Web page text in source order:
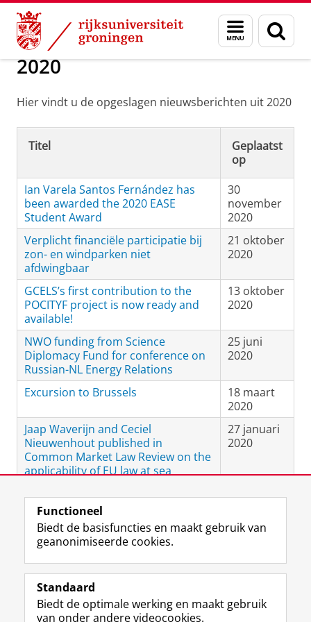
Skip
Content
Skip
Navigation
Menu
en
zoeken
Over ons Nieuwsarchief
2020
Hier vindt u de opgeslagen nieuwsberichten uit 2020
Titel
Geplaatst
op
Ian Varela Santos Fernández has
been awarded the 2020 EASE
Student Award
30
november
2020
Verplicht financiële participatie bij
zon- en windparken niet
afdwingbaar
21 oktober
2020
GCELS’s first contribution to the
POCITYF project is now ready and
available!
13 oktober
2020
NWO funding from Science
Diplomacy Fund for conference on
Russian-NL Energy Relations
25 juni
2020
Excursion to Brussels
18 maart
2020
Jaap Waverijn and Ceciel
Nieuwenhout published in
Common Market Law Review on the
applicability of EU law at sea
27 januari
2020
View this page in:English
Volg de RUG
F
a
e
L
i
k
R
S
-
I
n
t
Y
o
T
Studiekiezers
Functioneel
Biedt de basisfuncties en maakt gebruik van
geanonimiseerde cookies.
Standaard
Biedt de optimale werking en maakt gebruik
van onder andere videocookies.